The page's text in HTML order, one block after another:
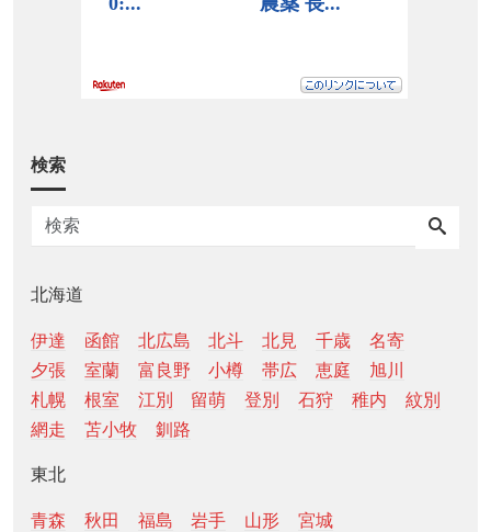
検索
北海道
伊達 函館 北広島 北斗 北見 千歳
名寄
夕張
室蘭 富良野 小樽 帯広 恵庭
旭川
札幌
根室 江別 留萌 登別 石狩 稚内
紋別
網走
苫小牧 釧路
東北
青森 秋田 福島 岩手 山形 宮城